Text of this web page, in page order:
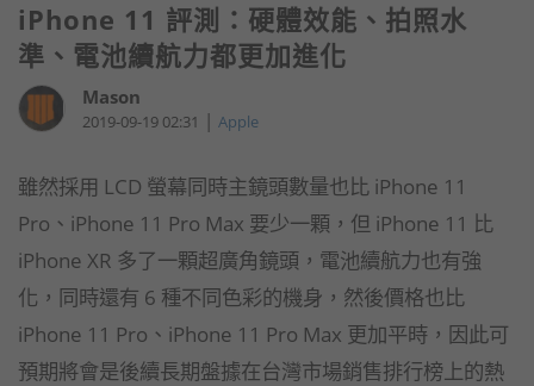
iPhone 11 評測：硬體效能、拍照水
準、電池續航力都更加進化
Mason
2019-09-19 02:31 | Apple
雖然採用 LCD 螢幕同時主鏡頭數量也比 iPhone 11
Pro、iPhone 11 Pro Max 要少一顆，但 iPhone 11 比
iPhone XR 多了一顆超廣角鏡頭，電池續航力也有強
化，同時還有 6 種不同色彩的機身，然後價格也比
iPhone 11 Pro、iPhone 11 Pro Max 更加平時，因此可
預期將會是後續長期盤據在台灣市場銷售排行榜上的熱